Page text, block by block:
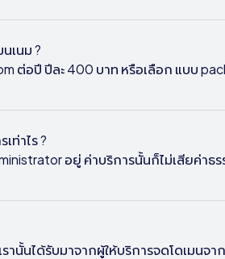
เนม ?
ต่อปี ปีละ 400 บาท หรือเลือก แบบ
ท่าไร ?
อยู่ ค่าบริการนั้นก็ไม่เสียค่าธ
นได้รับมาจากผู้ให้บริการจดโดเมนจา